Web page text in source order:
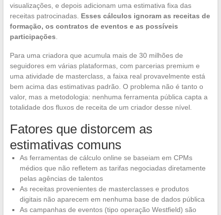
visualizações, e depois adicionam uma estimativa fixa das
receitas patrocinadas. Esses cálculos ignoram as receitas de
formação, os contratos de eventos e as possíveis
participações.
Para uma criadora que acumula mais de 30 milhões de
seguidores em várias plataformas, com parcerias premium e
uma atividade de masterclass, a faixa real provavelmente está
bem acima das estimativas padrão. O problema não é tanto o
valor, mas a metodologia: nenhuma ferramenta pública capta a
totalidade dos fluxos de receita de um criador desse nível.
Fatores que distorcem as
estimativas comuns
As ferramentas de cálculo online se baseiam em CPMs
médios que não refletem as tarifas negociadas diretamente
pelas agências de talentos
As receitas provenientes de masterclasses e produtos
digitais não aparecem em nenhuma base de dados pública
As campanhas de eventos (tipo operação Westfield) são